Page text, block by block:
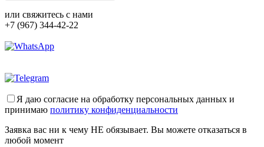
или свяжитесь с нами
+7 (967) 344-42-22
Я даю согласие на обработку персональных данных и
принимаю политику конфиденциальности
Заявка вас ни к чему НЕ обязывает. Вы можете отказаться в
любой момент